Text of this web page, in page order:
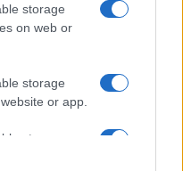
storage
on web or
storage
or app.
storage
múzeum az
világ egyik
június 30-án zárult
volt.